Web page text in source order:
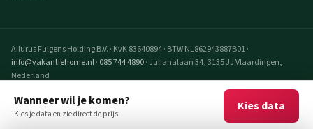
Wanneer wil je komen?
Kies je data en zie direct de prijs
Kies data
Ailurus Fulgens Holding B.V. · KvK 83640894· BTW NL862943887B01·
info@vakantiehome.nl· 085 744 4890· Julianalaan 34, 3135 JJ Vlaardingen,
Nederland
© 2026 VakantieHome Vakantiehuizen. Alle rechten voorbehouden.
VakantieHome is een realisatie van Ailurus Fulgens Holding B.V.